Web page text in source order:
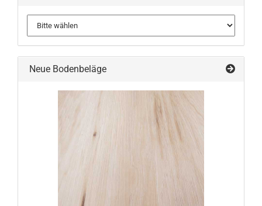
Neue Bodenbeläge